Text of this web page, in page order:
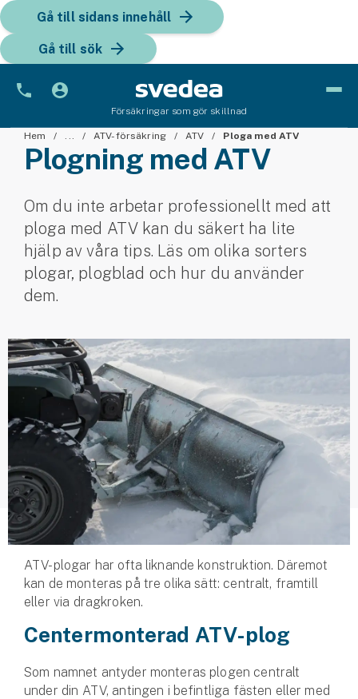
Gå till sidans innehåll
Gå till sök
Försäkringar som gör skillnad
Bil
Bilförsäkring
Bilförsäkring för företag
Fordon
Snöskoterförsäkring
Släpvagnsförsäkring
Husvagnsförsäkring
Motorcykel
Mc-försäkring
Märkesförsäkringar
Båt
Båtförsäkring
Märkesförsäkringar
Vattenskoterförsäkring
Sportfiskarna
Djur
Hem ... ATV-försäkring ATV Ploga med ATV
Plogning med ATV
Om du inte arbetar professionellt med att
ploga med ATV kan du säkert ha lite
hjälp av våra tips. Läs om olika sorters
plogar, plogblad och hur du använder
dem.
ATV-plogar har ofta liknande konstruktion. Däremot
kan de monteras på tre olika sätt: centralt, framtill
eller via dragkroken.
Centermonterad ATV-plog
Som namnet antyder monteras plogen centralt
under din ATV, antingen i befintliga fästen eller med